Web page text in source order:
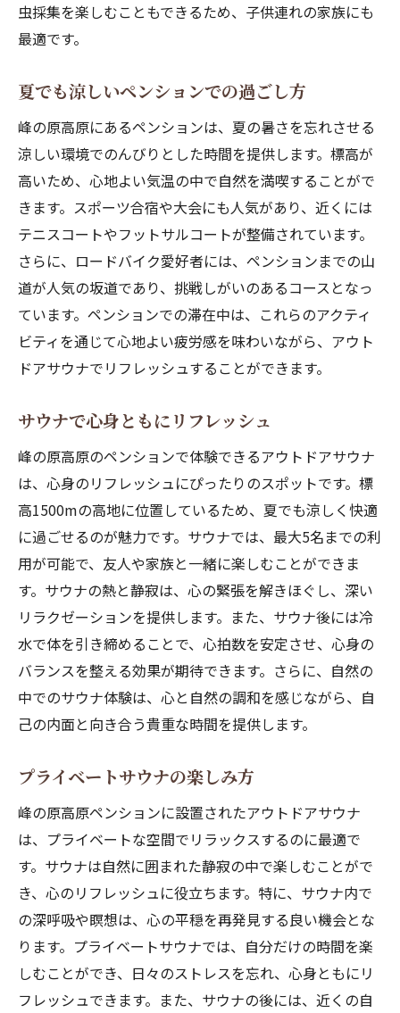
虫採集を楽しむこともできるため、子供連れの家族にも
最適です。
夏でも涼しいペンションでの過ごし方
峰の原高原にあるペンションは、夏の暑さを忘れさせる
涼しい環境でのんびりとした時間を提供します。標高が
高いため、心地よい気温の中で自然を満喫することがで
きます。スポーツ合宿や大会にも人気があり、近くには
テニスコートやフットサルコートが整備されています。
さらに、ロードバイク愛好者には、ペンションまでの山
道が人気の坂道であり、挑戦しがいのあるコースとなっ
ています。ペンションでの滞在中は、これらのアクティ
ビティを通じて心地よい疲労感を味わいながら、アウト
ドアサウナでリフレッシュすることができます。
サウナで心身ともにリフレッシュ
峰の原高原のペンションで体験できるアウトドアサウナ
は、心身のリフレッシュにぴったりのスポットです。標
高1500mの高地に位置しているため、夏でも涼しく快適
に過ごせるのが魅力です。サウナでは、最大5名までの利
用が可能で、友人や家族と一緒に楽しむことができま
す。サウナの熱と静寂は、心の緊張を解きほぐし、深い
リラクゼーションを提供します。また、サウナ後には冷
水で体を引き締めることで、心拍数を安定させ、心身の
バランスを整える効果が期待できます。さらに、自然の
中でのサウナ体験は、心と自然の調和を感じながら、自
己の内面と向き合う貴重な時間を提供します。
プライベートサウナの楽しみ方
峰の原高原ペンションに設置されたアウトドアサウナ
は、プライベートな空間でリラックスするのに最適で
す。サウナは自然に囲まれた静寂の中で楽しむことがで
き、心のリフレッシュに役立ちます。特に、サウナ内で
の深呼吸や瞑想は、心の平穏を再発見する良い機会とな
ります。プライベートサウナでは、自分だけの時間を楽
しむことができ、日々のストレスを忘れ、心身ともにリ
フレッシュできます。また、サウナの後には、近くの自